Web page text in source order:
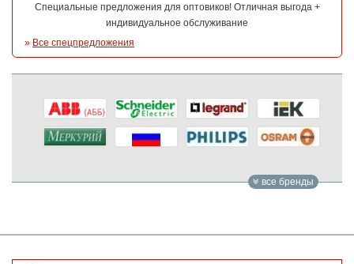
Специальные предложения для оптовиков! Отличная выгода +
индивидуальное обслуживание
» Все спецпредложения
все бренды